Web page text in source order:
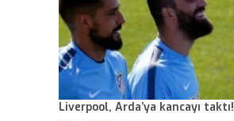
Liverpool, Arda’ya kancayı taktı!